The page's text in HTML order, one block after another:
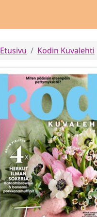
Etusivu Kodin Kuvalehti